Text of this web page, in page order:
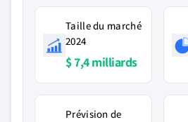
Taille du marché
2024
$ 7,4 milliards
Prévision de